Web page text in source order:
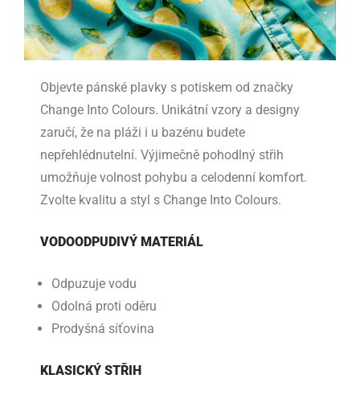
Objevte pánské plavky s potiskem od značky
Change Into Colours. Unikátní vzory a designy
zaručí, že na pláži i u bazénu budete
nepřehlédnutelní. Výjimečně pohodlný střih
umožňuje volnost pohybu a celodenní komfort.
Zvolte kvalitu a styl s Change Into Colours.
VODOODPUDIVÝ MATERIÁL
Odpuzuje vodu
Odolná proti oděru
Prodyšná síťovina
KLASICKÝ STŘIH